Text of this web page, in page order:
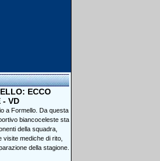
ECCO
- VD
a Formello. Da questa
biancoceleste sta
della squadra,
mediche di rito,
della stagione.